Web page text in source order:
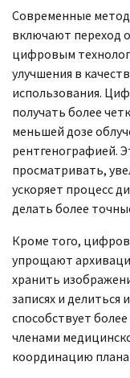
Современные
включают переход
цифровым
улучшения в
использования.
получать более
меньшей дозе
рентгенографией.
просматривать,
ускоряет процесс
делать более
Кроме того,
упрощают
хранить
записях и делиться
способствует
членами
координацию